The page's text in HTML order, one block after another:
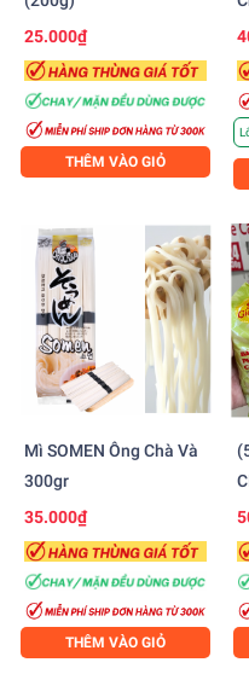
25.000₫
THÊM VÀO GIỎ
Mì SOMEN Ông Chà Và
300gr
35.000₫
THÊM VÀO GIỎ